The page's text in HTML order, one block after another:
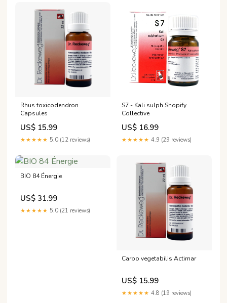
Rhus toxicodendron
Capsules
US$ 15.99
★★★★★ 5.0 (12 reviews)
S7 - Kali sulph Shopify
Collective
US$ 16.99
★★★★★ 4.9 (29 reviews)
BIO 84 Énergie
US$ 31.99
★★★★★ 5.0 (21 reviews)
Carbo vegetabilis Actimar
US$ 15.99
★★★★★ 4.8 (19 reviews)